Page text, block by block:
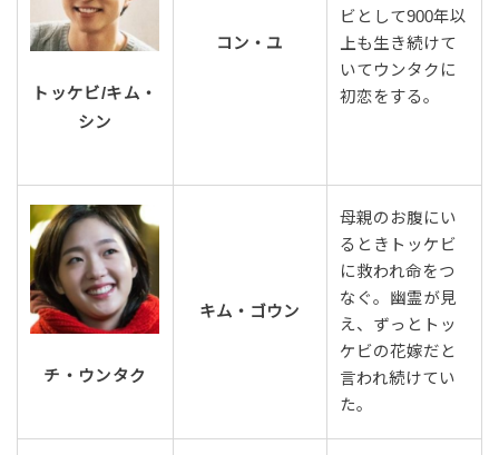
トッケビ/キム・
シン
コン・ユ
ビとして900年以
上も生き続けて
いてウンタクに
初恋をする。
チ・ウンタク
キム・ゴウン
母親のお腹にい
るときトッケビ
に救われ命をつ
なぐ。幽霊が見
え、ずっとトッ
ケビの花嫁だと
言われ続けてい
た。